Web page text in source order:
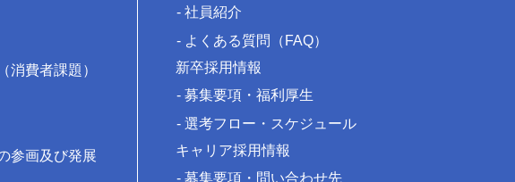
消費者課題）
参画及び発展
社員紹介
よくある質問（FAQ）
新卒採用情報
募集要項・福利厚生
選考フロー・スケジュール
キャリア採用情報
募集要項・問い合わせ先